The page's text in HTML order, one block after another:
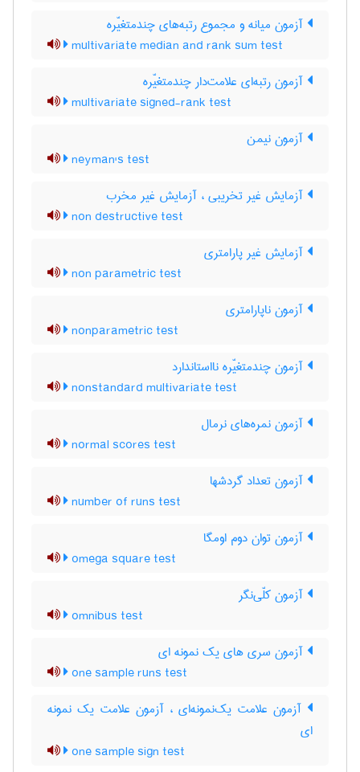
آزمون میانه و مجموع رتبه‌های چندمتغیّره
multivariate median and rank sum test
آزمون رتبه‌ای علامت‌دار چندمتغیّره
multivariate signed-rank test
آزمون نیمن
neyman's test
آزمایش غیر تخریبی ، آزمایش غیر مخرب
non destructive test
آزمایش غیر پارامتری
non parametric test
آزمون ناپارامتری
nonparametric test
آزمون چندمتغیّره نااستاندارد
nonstandard multivariate test
آزمون نمره‌های نرمال
normal scores test
آزمون تعداد گردشها
number of runs test
آزمون توان دوم اومگا
omega square test
آزمون کلّی‌نگر
omnibus test
آزمون سری های یک نمونه ای
one sample runs test
آزمون علامت یک‌نمونه‌ای ، آزمون علامت یک نمونه
ای
one sample sign test